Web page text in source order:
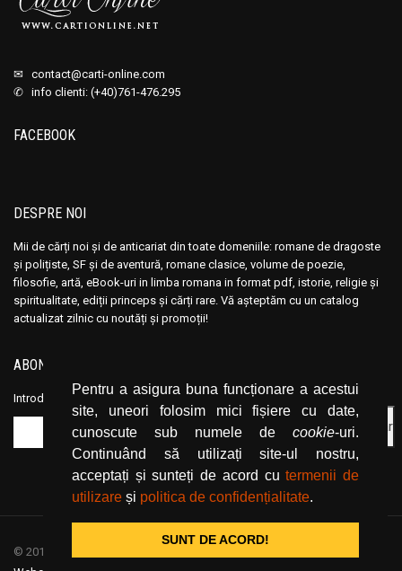
Pentru a asigura buna funcționare a acestui
site, uneori folosim mici fișiere cu date,
cunoscute sub numele de cookie-uri.
Continuând să utilizați site-ul nostru,
acceptați și sunteți de acord cutermenii de
utilizare și politica de confidențialitate.
SUNT DE ACORD!
✉ contact@carti-online.com
✆ info clienti: (+40)761-476.295
FACEBOOK
DESPRE NOI
Mii de cărți noi și de anticariat din toate domeniile: romane de dragoste
și polițiste, SF și de aventură, romane clasice, volume de poezie,
filosofie, artă, eBook-uri in limba romana in format pdf, istorie, religie și
spiritualitate, ediții princeps și cărți rare. Vă așteptăm cu un catalog
actualizat zilnic cu noutăți și promoții!
ABONEAZĂ-TE LA NEWSLETTER
Introduceți adresa dvs. de email și dați click pe butonul de abonare.
© 2019